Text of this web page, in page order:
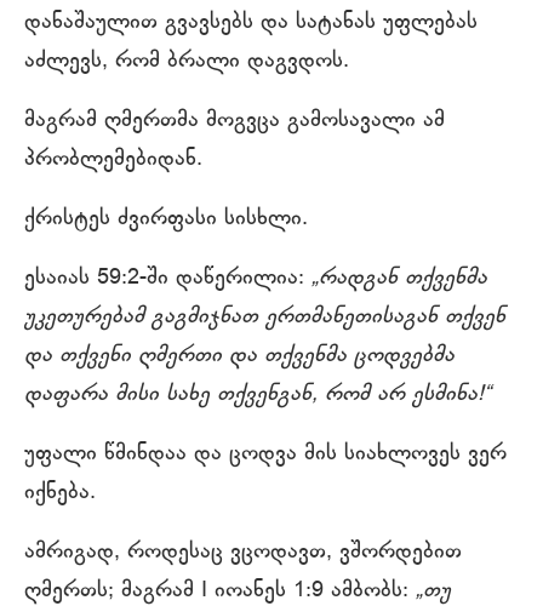
დანაშაულით გვავსებს და სატანას უფლებას
აძლევს, რომ ბრალი დაგვდოს.
მაგრამ ღმერთმა მოგვცა გამოსავალი ამ
პრობლემებიდან.
ქრისტეს ძვირფასი სისხლი.
ესაიას 59:2-ში დაწერილია: „რადგან თქვენმა
უკეთურებამ გაგმიჯნათ ერთმანეთისაგან თქვენ
და თქვენი ღმერთი და თქვენმა ცოდვებმა
დაფარა მისი სახე თქვენგან, რომ არ ესმინა!“
უფალი წმინდაა და ცოდვა მის სიახლოვეს ვერ
იქნება.
ამრიგად, როდესაც ვცოდავთ, ვშორდებით
ღმერთს; მაგრამ I იოანეს 1:9 ამბობს: „თუ